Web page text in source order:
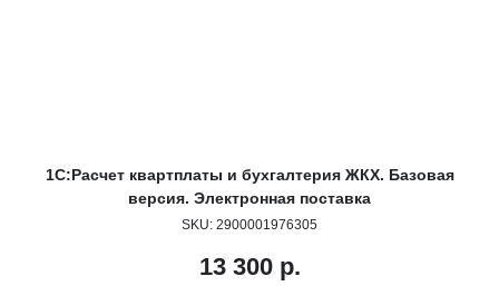
1С:Расчет квартплаты и бухгалтерия ЖКХ. Базовая
версия. Электронная поставка
SKU: 2900001976305
13 300 р.